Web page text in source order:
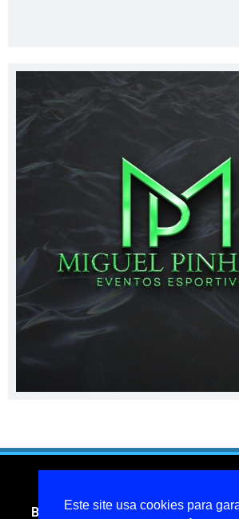
Blog do jornalista Miguel Pinheiro-
Este site usa cookies para